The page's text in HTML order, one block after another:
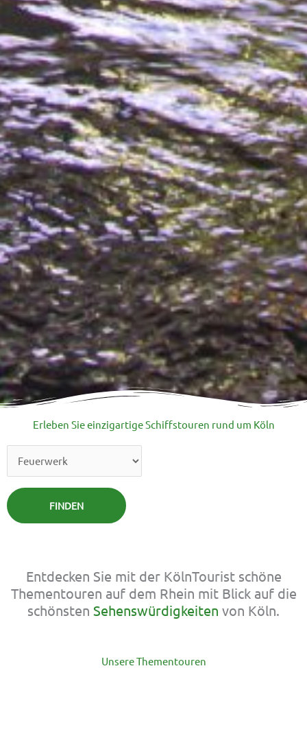
Erleben Sie einzigartige Schiffstouren rund um Köln
Entdecken Sie mit der KölnTourist schöne
Thementouren auf dem Rhein mit Blick auf die
schönsten Sehenswürdigkeiten von Köln.
Unsere Thementouren